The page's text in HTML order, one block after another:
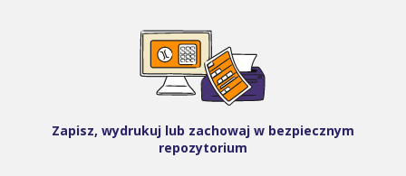
Zapisz, wydrukuj lub zachowaj w bezpiecznym
repozytorium